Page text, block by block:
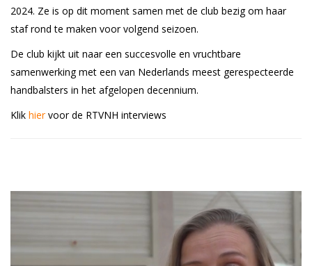
2024. Ze is op dit moment samen met de club bezig om haar
staf rond te maken voor volgend seizoen.
De club kijkt uit naar een succesvolle en vruchtbare
samenwerking met een van Nederlands meest gerespecteerde
handbalsters in het afgelopen decennium.
Klik hiervoor de RTVNH interviews